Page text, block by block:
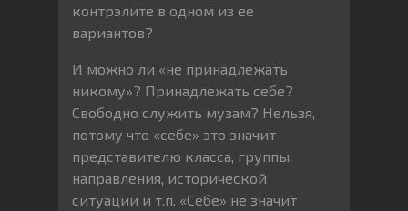
контрэлите в одном из ее
вариантов?
И можно ли «не принадлежать
никому»? Принадлежать себе?
Свободно служить музам? Нельзя,
потому что «себе» это значит
представителю класса, группы,
направления, исторической
ситуации и т.п. «Себе» не значит